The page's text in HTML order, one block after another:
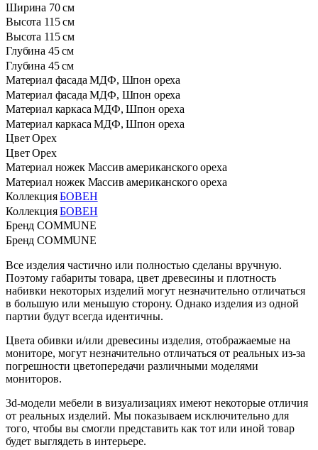
Ширина 70 см
Высота 115 см
Высота 115 см
Глубина 45 см
Глубина 45 см
Материал фасада МДФ, Шпон ореха
Материал фасада МДФ, Шпон ореха
Материал каркаса МДФ, Шпон ореха
Материал каркаса МДФ, Шпон ореха
Цвет Орех
Цвет Орех
Материал ножек Массив американского ореха
Материал ножек Массив американского ореха
Коллекция БОВЕН
Коллекция БОВЕН
Бренд COMMUNE
Бренд COMMUNE
Все изделия частично или полностью сделаны вручную.
Поэтому габариты товара, цвет древесины и плотность
набивки некоторых изделий могут незначительно отличаться
в большую или меньшую сторону. Однако изделия из одной
партии будут всегда идентичны.
Цвета обивки и/или древесины изделия, отображаемые на
мониторе, могут незначительно отличаться от реальных из-за
погрешности цветопередачи различными моделями
мониторов.
3d-модели мебели в визуализациях имеют некоторые отличия
от реальных изделий. Мы показываем исключительно для
того, чтобы вы смогли представить как тот или иной товар
будет выглядеть в интерьере.